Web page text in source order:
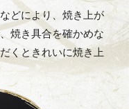
どにより、焼き上が
焼き具合を確かめな
くときれいに焼き上